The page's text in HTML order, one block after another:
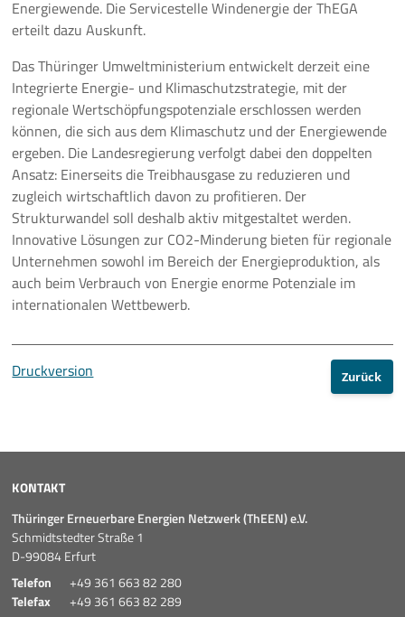
Energiewende. Die Servicestelle Windenergie der ThEGA
erteilt dazu Auskunft.
Das Thüringer Umweltministerium entwickelt derzeit eine
Integrierte Energie- und Klimaschutzstrategie, mit der
regionale Wertschöpfungspotenziale erschlossen werden
können, die sich aus dem Klimaschutz und der Energiewende
ergeben. Die Landesregierung verfolgt dabei den doppelten
Ansatz: Einerseits die Treibhausgase zu reduzieren und
zugleich wirtschaftlich davon zu profitieren. Der
Strukturwandel soll deshalb aktiv mitgestaltet werden.
Innovative Lösungen zur CO2-Minderung bieten für regionale
Unternehmen sowohl im Bereich der Energieproduktion, als
auch beim Verbrauch von Energie enorme Potenziale im
internationalen Wettbewerb.
Druckversion Zurück
KONTAKT
Thüringer Erneuerbare Energien Netzwerk (ThEEN) e.V.
Schmidtstedter Straße 1
D-99084 Erfurt
Telefon
+49 361 663 82 280
Telefax
+49 361 663 82 289